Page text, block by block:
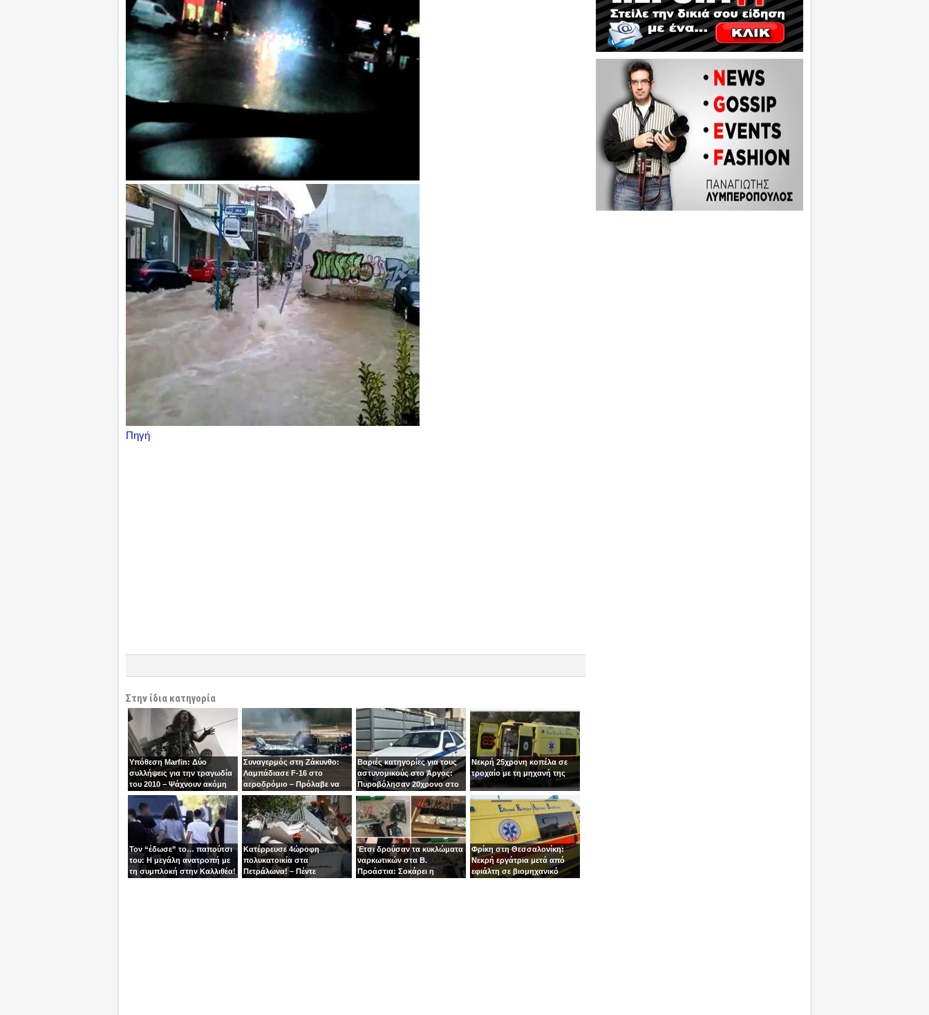
Πηγή
Στην ίδια κατηγορία
Υπόθεση Marfin: Δύο
συλλήψεις για την τραγωδία
του 2010 – Ψάχνουν ακόμη
μία γυναίκα
Συναγερμός στη Ζάκυνθο:
Λαμπάδιασε F-16 στο
αεροδρόμιο – Πρόλαβε να
βγει την τελευταία στιγμή ο
χειριστής
Βαριές κατηγορίες για τους
αστυνομικούς στο Άργος:
Πυροβόλησαν 20χρονο στο
κεφάλι
Νεκρή 25χρονη κοπέλα σε
τροχαίο με τη μηχανή της
Τον “έδωσε” το… παπούτσι
του: Η μεγάλη ανατροπή με
τη συμπλοκή στην Καλλιθέα!
Κατέρρευσε 4ώροφη
πολυκατοικία στα
Πετράλωνα! – Πέντε
Έτσι δρούσαν τα κυκλώματα
ναρκωτικών στα Β.
Προάστια: Σοκάρει η
Φρίκη στη Θεσσαλονίκη:
Νεκρή εργάτρια μετά από
εφιάλτη σε βιομηχανικό